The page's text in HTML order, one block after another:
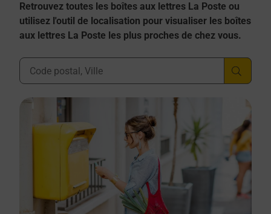
Retrouvez toutes les boîtes aux lettres La Poste ou
utilisez l'outil de localisation pour visualiser les boîtes
aux lettres La Poste les plus proches de chez vous.
Ville, Département, Code Postal